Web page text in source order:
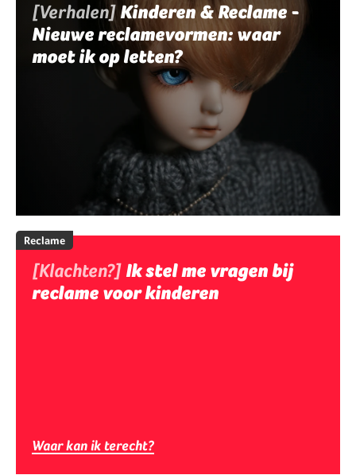
[Verhalen]Kinderen & Reclame -
Nieuwe reclamevormen: waar
moet ik op letten?
Reclame
[Klachten?] Ik stel me vragen bij
reclame voor kinderen
Waar kan ik terecht?